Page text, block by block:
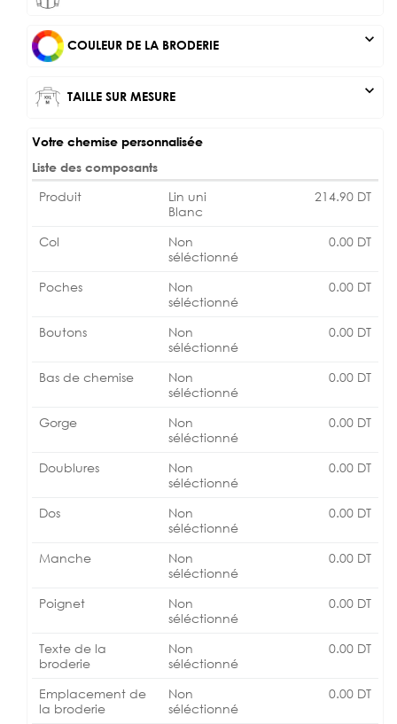
COULEUR DE LA BRODERIE expand_more
TAILLE SUR MESURE expand_more
Votre chemise personnalisée
Liste des composants
Produit
Lin uni
Blanc
214.90 DT
Col
Non
séléctionné
0.00 DT
Poches
Non
séléctionné
0.00 DT
Boutons
Non
séléctionné
0.00 DT
Bas de chemise
Non
séléctionné
0.00 DT
Gorge
Non
séléctionné
0.00 DT
Doublures
Non
séléctionné
0.00 DT
Dos
Non
séléctionné
0.00 DT
Manche
Non
séléctionné
0.00 DT
Poignet
Non
séléctionné
0.00 DT
Texte de la
broderie
Non
séléctionné
0.00 DT
Emplacement de
la broderie
Non
séléctionné
0.00 DT